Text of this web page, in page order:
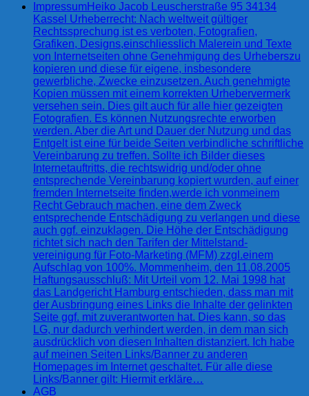
ImpressumHeiko Jacob Leuscherstraße 95 34134
Kassel Urheberrecht: Nach weltweit gültiger
Rechtssprechung ist es verboten, Fotografien,
Grafiken, Designs,einschliesslich Malerein und Texte
von Internetseiten ohne Genehmigung des Urheberszu
kopieren und diese für eigene, insbesondere
gewerbliche, Zwecke einzusetzen. Auch genehmigte
Kopien müssen mit einem korrekten Urhebervermerk
versehen sein. Dies gilt auch für alle hier gezeigten
Fotografien. Es können Nutzungsrechte erworben
werden. Aber die Art und Dauer der Nutzung und das
Entgelt ist eine für beide Seiten verbindliche schriftliche
Vereinbarung zu treffen. Sollte ich Bilder dieses
Internetauftritts, die rechtswidrig und/oder ohne
entsprechende Vereinbarung kopiert wurden, auf einer
fremden Internetseite finden,werde ich vonmeinem
Recht Gebrauch machen, eine dem Zweck
entsprechende Entschädigung zu verlangen und diese
auch ggf. einzuklagen. Die Höhe der Entschädigung
richtet sich nach den Tarifen der Mittelstand-
vereinigung für Foto-Marketing (MFM) zzgl.einem
Aufschlag von 100%. Mommenheim, den 11.08.2005
Haftungsausschluß: Mit Urteil vom 12. Mai 1998 hat
das Landgericht Hamburg entschieden, dass man mit
der Ausbringung eines Links die Inhalte der gelinkten
Seite ggf. mit zuverantworten hat. Dies kann, so das
LG, nur dadurch verhindert werden, in dem man sich
ausdrücklich von diesen Inhalten distanziert. Ich habe
auf meinen Seiten Links/Banner zu anderen
Homepages im Internet geschaltet. Für alle diese
Links/Banner gilt: Hiermit erkläre…
AGB